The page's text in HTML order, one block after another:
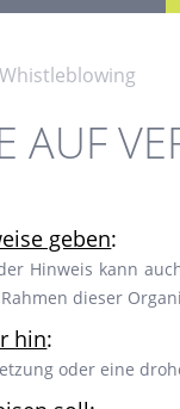
Whistleblowing
AUF
geben:
Hinweis kann
dieser
hin:
oder eine